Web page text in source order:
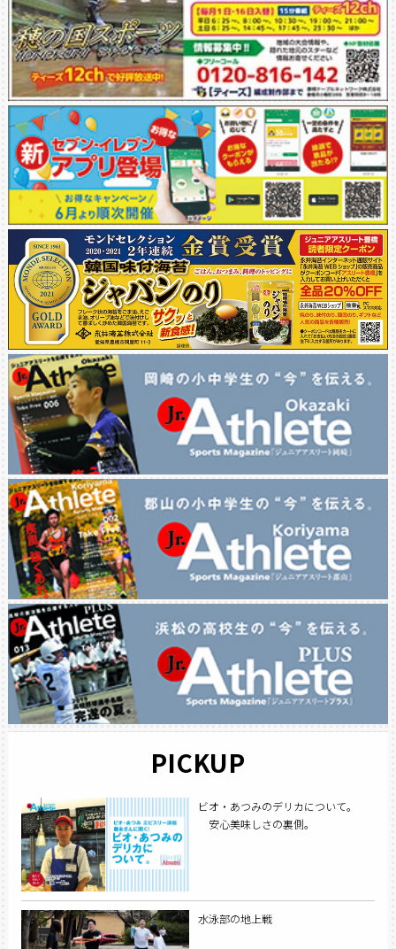
PICKUP
ビオ・あつみのデリカについて。
安心美味しさの裏側。
水泳部の地上戦